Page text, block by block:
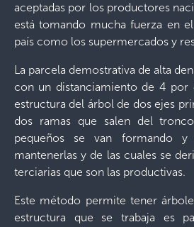
aceptadas por los productores
está tomando mucha fuerza en
país como los supermercados y
La parcela demostrativa de alta
con un distanciamiento de 4 por
estructura del árbol de dos ejes
dos ramas que salen del
pequeños se van formando y
mantenerlas y de las cuales se
terciarias que son las productivas.
Este método permite tener
estructura que se trabaja es